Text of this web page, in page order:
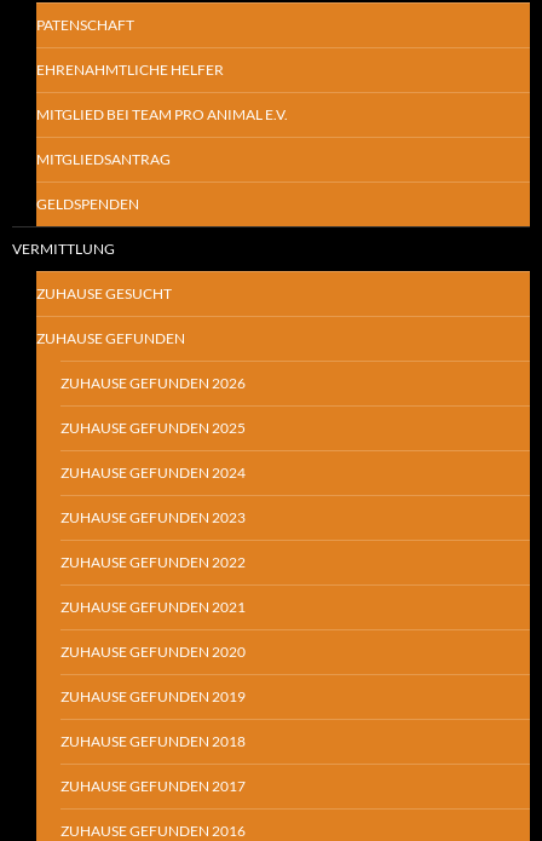
PATENSCHAFT
EHRENAHMTLICHE HELFER
MITGLIED BEI TEAM PRO ANIMAL E.V.
MITGLIEDSANTRAG
GELDSPENDEN
VERMITTLUNG
ZUHAUSE GESUCHT
ZUHAUSE GEFUNDEN
ZUHAUSE GEFUNDEN 2026
ZUHAUSE GEFUNDEN 2025
ZUHAUSE GEFUNDEN 2024
ZUHAUSE GEFUNDEN 2023
ZUHAUSE GEFUNDEN 2022
ZUHAUSE GEFUNDEN 2021
ZUHAUSE GEFUNDEN 2020
ZUHAUSE GEFUNDEN 2019
ZUHAUSE GEFUNDEN 2018
ZUHAUSE GEFUNDEN 2017
ZUHAUSE GEFUNDEN 2016